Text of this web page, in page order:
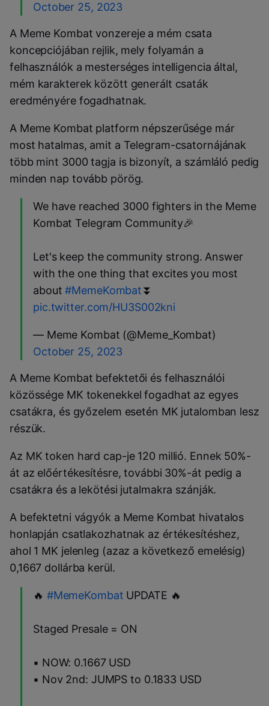
October 25, 2023
A Meme Kombat vonzereje a mém csata
koncepciójában rejlik, mely folyamán a
felhasználók a mesterséges intelligencia által,
mém karakterek között generált csaták
eredményére fogadhatnak.
A Meme Kombat platform népszerűsége már
most hatalmas, amit a Telegram-csatornájának
több mint 3000 tagja is bizonyít, a számláló pedig
minden nap tovább pörög.
We have reached 3000 fighters in the Meme
Kombat Telegram Community🎉
Let's keep the community strong. Answer
with the one thing that excites you most
about#MemeKombat⏬
pic.twitter.com/HU3S002kni
— Meme Kombat (@Meme_Kombat)
October 25, 2023
A Meme Kombat befektetői és felhasználói
közössége MK tokenekkel fogadhat az egyes
csatákra, és győzelem esetén MK jutalomban lesz
részük.
Az MK token hard cap-je 120 millió. Ennek 50%-
át az előértékesítésre, további 30%-át pedig a
csatákra és a lekötési jutalmakra szánják.
A befektetni vágyók a Meme Kombat hivatalos
honlapján csatlakozhatnak az értékesítéshez,
ahol 1 MK jelenleg (azaz a következő emelésig)
0,1667 dollárba kerül.
🔥 #MemeKombat UPDATE 🔥
Staged Presale = ON
▪️ NOW: 0.1667 USD
▪️ Nov 2nd: JUMPS to 0.1833 USD